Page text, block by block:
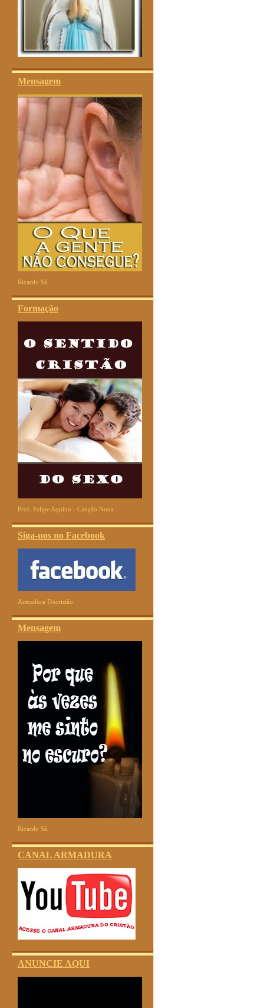
Mensagem
Ricardo Sá
Formação
Prof. Felipe Aquino - Canção Nova
Siga-nos no Facebook
Armadura Docristão
Mensagem
Ricardo Sá
CANAL ARMADURA
ANUNCIE AQUI